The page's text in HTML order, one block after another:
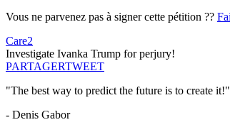
Vous ne parvenez pas à signer cette pétition ??
Care2
Investigate Ivanka Trump for perjury!
PARTAGERTWEET
"The best way to predict the future is to create it!"
- Denis Gabor